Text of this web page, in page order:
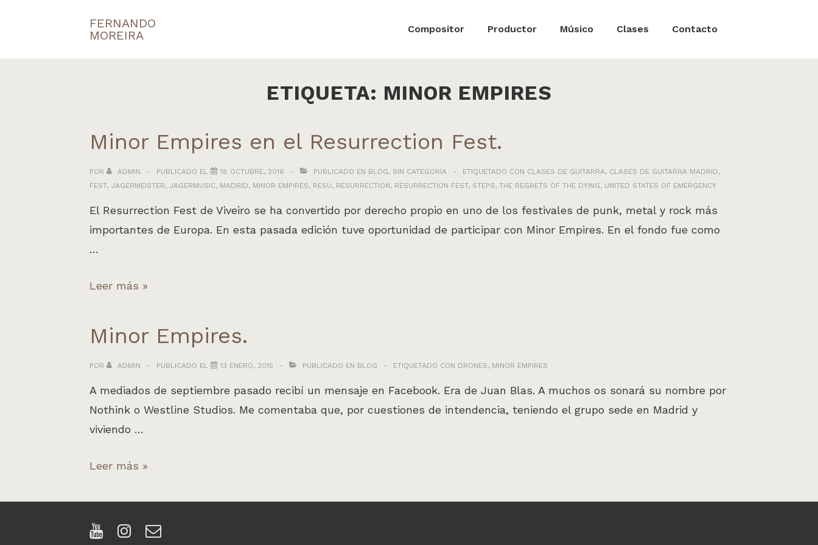
FERNANDO
MOREIRA
Compositor Productor Músico Clases Contacto
ETIQUETA: MINOR EMPIRES
Minor Empires en el Resurrection Fest.
POR ADMIN PUBLICADO EL 18 OCTUBRE, 2016 PUBLICADO EN BLOG, SIN CATEGORÍA ETIQUETADO CON CLASES DE GUITARRA, CLASES DE GUITARRA MADRID,
FEST, JAGERMEISTER, JAGERMUSIC, MADRID, MINOR EMPIRES, RESU, RESURRECTION, RESURRECTION FEST, STEPS, THE REGRETS OF THE DYING, UNITED STATES OF EMERGENCY
El Resurrection Fest de Viveiro se ha convertido por derecho propio en uno de los festivales de punk, metal y rock más
importantes de Europa. En esta pasada edición tuve oportunidad de participar con Minor Empires. En el fondo fue como
…
Minor
el
Resurrection
Leer más »
Minor Empires.
POR ADMIN PUBLICADO EL 13 ENERO, 2015 PUBLICADO EN BLOG ETIQUETADO CON DRONES, MINOR EMPIRES
A mediados de septiembre pasado recibí un mensaje en Facebook. Era de Juan Blas. A muchos os sonará su nombre por
Nothink o Westline Studios. Me comentaba que, por cuestiones de intendencia, teniendo el grupo sede en Madrid y
viviendo …
Minor
Leer más »